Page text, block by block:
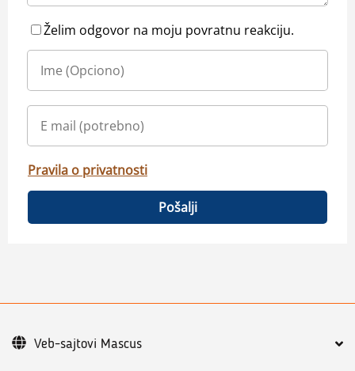
Želim odgovor na moju povratnu reakciju.
Pravila o privatnosti
Pošalji
Veb-sajtovi Mascus